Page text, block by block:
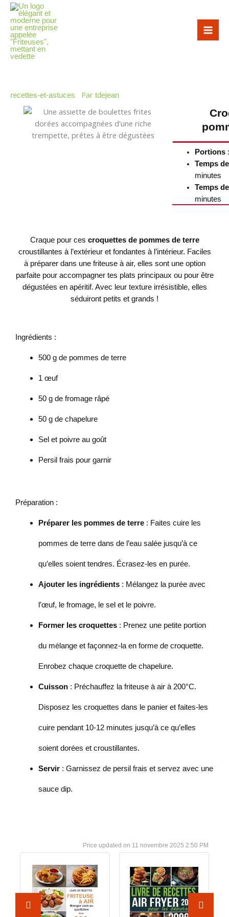
Aller
contenu
recettes-et-astuces Par tdejean
Portions:
Temps
minutes
Temps
minutes
Craque pour ces croquettes de pommes de terre
croustillantes à l’extérieur et fondantes à l’intérieur. Faciles
à préparer dans une friteuse à air, elles sont une option
parfaite pour accompagner tes plats principaux ou pour être
dégustées en apéritif. Avec leur texture irrésistible, elles
séduiront petits et grands !
Ingrédients :
500 g de pommes de terre
1 œuf
50 g de fromage râpé
50 g de chapelure
Sel et poivre au goût
Persil frais pour garnir
Préparation :
Préparer les pommes de terre : Faites cuire les
pommes de terre dans de l’eau salée jusqu’à ce
qu’elles soient tendres. Écrasez-les en purée.
Ajouter les ingrédients : Mélangez la purée avec
l’œuf, le fromage, le sel et le poivre.
Former les croquettes : Prenez une petite portion
du mélange et façonnez-la en forme de croquette.
Enrobez chaque croquette de chapelure.
Cuisson : Préchauffez la friteuse à air à 200°C.
Disposez les croquettes dans le panier et faites-les
cuire pendant 10-12 minutes jusqu’à ce qu’elles
soient dorées et croustillantes.
Servir : Garnissez de persil frais et servez avec une
sauce dip.
11 novembre 2025 2:50 PM